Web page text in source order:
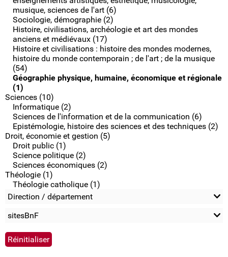
musique, sciences de l'art (6)
Sociologie, démographie (2)
Histoire, civilisations, archéologie et art des mondes
anciens et médiévaux (17)
Histoire et civilisations : histoire des mondes modernes,
histoire du monde contemporain ; de l'art ; de la musique
(54)
Géographie physique, humaine, économique et régionale
(1)
Sciences (10)
Informatique (2)
Sciences de l'information et de la communication (6)
Epistémologie, histoire des sciences et des techniques (2)
Droit, économie et gestion (5)
Droit public (1)
Science politique (2)
Sciences économiques (2)
Théologie (1)
Théologie catholique (1)
Direction / département
sitesBnF